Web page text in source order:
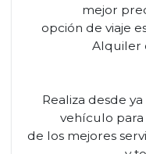
mejor
opción de viaje
Alquiler
Realiza desde
vehículo
de los mejores